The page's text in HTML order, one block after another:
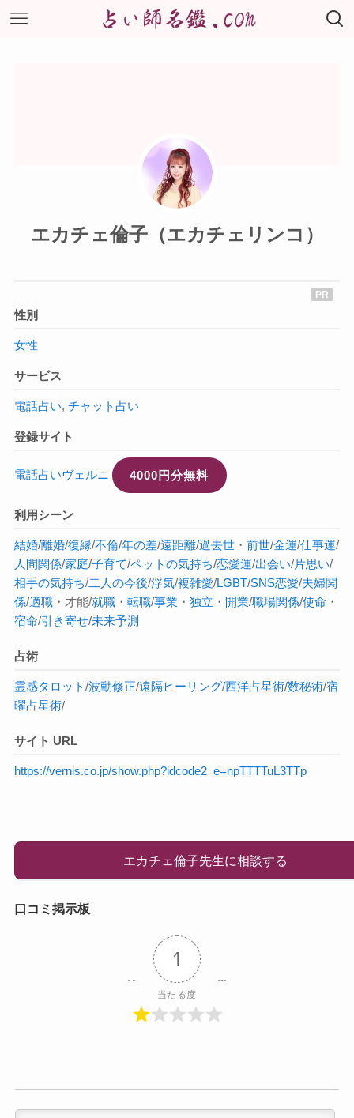
エカチェ倫子（エカチェリンコ）
性別
女性
サービス
電話占い, チャット占い
登録サイト
電話占いヴェルニ 4000円分無料
利用シーン
結婚/離婚/復縁/不倫/年の差/遠距離/過去世・ 前世/金運/仕事運/
人間関係/家庭/子育て/ペットの気持ち/恋愛運/出会い/片思い/
相手の気持ち/二人の今後/浮気/複雑愛/LGBT/SNS恋愛/夫婦関
係/適職・才能/就職・ 転職/事業 ・ 独立 ・ 開業/職場関係/使命 ・
宿命/引き寄せ/未来予測
占術
霊感タロット/波動修正/遠隔ヒーリング/西洋占星術/数秘術/宿
曜占星術/
サイト URL
https://vernis.co.jp/show.php?idcode2_e=npTTTTuL3TTp
エカチェ倫子先生に相談する
口コミ掲示板
1
当たる度